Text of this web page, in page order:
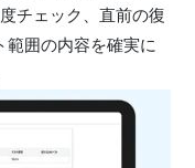
チェック、直前の復
範囲の内容を確実に